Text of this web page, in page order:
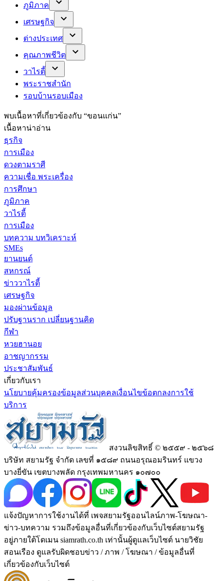
ภูมิภาค
เศรษฐกิจ
ต่างประเทศ
คุณภาพชีวิต
วาไรตี้
พระราชสำนัก
รอบบ้านรอบเมือง
พบเนื้อหาที่เกี่ยวข้องกับ “ขอนแก่น”
เนื้อหาน่าอ่าน
ธุรกิจ
การเมือง
ดวงตามราศี
ความเชื่อ พระเครื่อง
การศึกษา
ภูมิภาค
วาไรตี้
การเมือง
บทความ บทวิเคราะห์
SMEs
ยานยนต์
สหกรณ์
ข่าววาไรตี้
เศรษฐกิจ
มองผ่านข้อมูล
ปรับฐานราก เปลี่ยนฐานคิด
กีฬา
หวยฮานอย
อาชญากรรม
ประชาสัมพันธ์
เกี่ยวกับเรา
นโยบายคุ้มครองข้อมูลส่วนบุคคลเงื่อนไขข้อตกลงการใช้
บริการ
สงวนลิขสิทธิ์ © ๒๕๕๙ - ๒๕๖๘
บริษัท สยามรัฐ จำกัด เลขที่ ๑๕๘๙ ถนนอรุณอมรินทร์ แขวง
บางยี่ขัน เขตบางพลัด กรุงเทพมหานคร ๑๐๗๐๐
แจ้งปัญหาการใช้งานได้ที่ เพจสยามรัฐออนไลน์ภาพ-โฆษณา-
ข่าว-บทความ รวมถึงข้อมูลอื่นที่เกี่ยวข้องกับเว็บไซต์สยามรัฐ
อยู่ภายใต้โดเมน siamrath.co.th เท่านั้นผู้ดูแลเว็บไซต์ นายวิชัย
สอนเรือง ดูแลรับผิดชอบข่าว / ภาพ / โฆษณา / ข้อมูลอื่นที่
เกี่ยวข้องกับเว็บไซต์